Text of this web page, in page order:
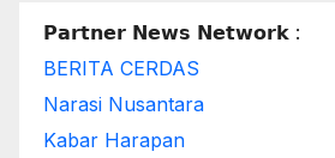
𝗣𝗮𝗿𝘁𝗻𝗲𝗿 𝗡𝗲𝘄𝘀 𝗡𝗲𝘁𝘄𝗼𝗿𝗸 :
BERITA CERDAS
Narasi Nusantara
Kabar Harapan